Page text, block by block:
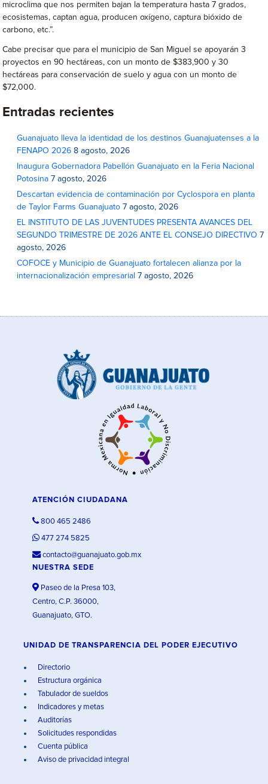
microclima que nos permiten bajan la temperatura hasta 7 grados,
ecosistemas, captan agua, producen oxígeno, captura bióxido de
carbono, etc.”.
Cabe precisar que para el municipio de San Miguel se apoyarán 3
proyectos en 90 hectáreas, con un monto de $383,900 y 30
hectáreas para conservación de suelo y agua con un monto de
$72,000.
Entradas recientes
Guanajuato lleva la identidad de los destinos Guanajuatenses a la
FENAPO 2026 8 agosto, 2026
Inaugura Gobernadora Pabellón Guanajuato en la Feria Nacional
Potosina 7 agosto, 2026
Descartan evidencia de contaminación por Cyclospora en planta
de Taylor Farms Guanajuato 7 agosto, 2026
EL INSTITUTO DE LAS JUVENTUDES PRESENTA AVANCES DEL
SEGUNDO TRIMESTRE DE 2026 ANTE EL CONSEJO DIRECTIVO 7
agosto, 2026
COFOCE y Municipio de Guanajuato fortalecen alianza por la
internacionalización empresarial 7 agosto, 2026
ATENCIÓN CIUDADANA
800 465 2486
477 274 5825
contacto@guanajuato.gob.mx
NUESTRA SEDE
Paseo de la Presa 103,
Centro, C.P. 36000,
Guanajuato, GTO.
UNIDAD DE TRANSPARENCIA DEL PODER EJECUTIVO
Directorio
Estructura orgánica
Tabulador de sueldos
Indicadores y metas
Auditorías
Solicitudes respondidas
Cuenta pública
Aviso de privacidad integral